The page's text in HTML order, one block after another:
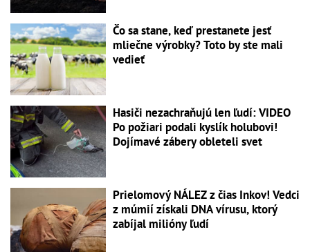
Čo sa stane, keď prestanete jesť
mliečne výrobky? Toto by ste mali
vedieť
Hasiči nezachraňujú len ľudí: VIDEO
Po požiari podali kyslík holubovi!
Dojímavé zábery obleteli svet
Prielomový NÁLEZ z čias Inkov! Vedci
z múmií získali DNA vírusu, ktorý
zabíjal milióny ľudí